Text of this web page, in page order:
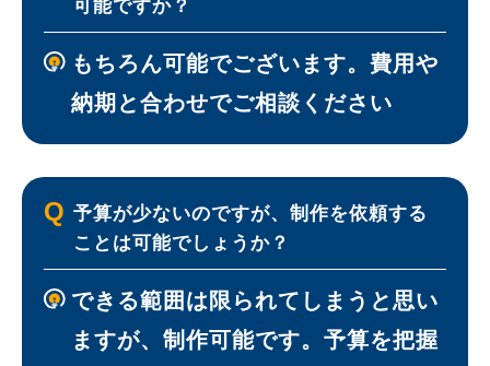
可能ですか？
もちろん可能でございます。費用や
納期と合わせでご相談ください
Q 予算が少ないのですが、制作を依頼する
ことは可能でしょうか？
できる範囲は限られてしまうと思い
ますが、制作可能です。予算を把握